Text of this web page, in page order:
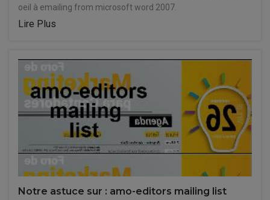
oeil à emailing from microsoft word 2007.
Lire Plus
Notre astuce sur : amo-editors mailing list